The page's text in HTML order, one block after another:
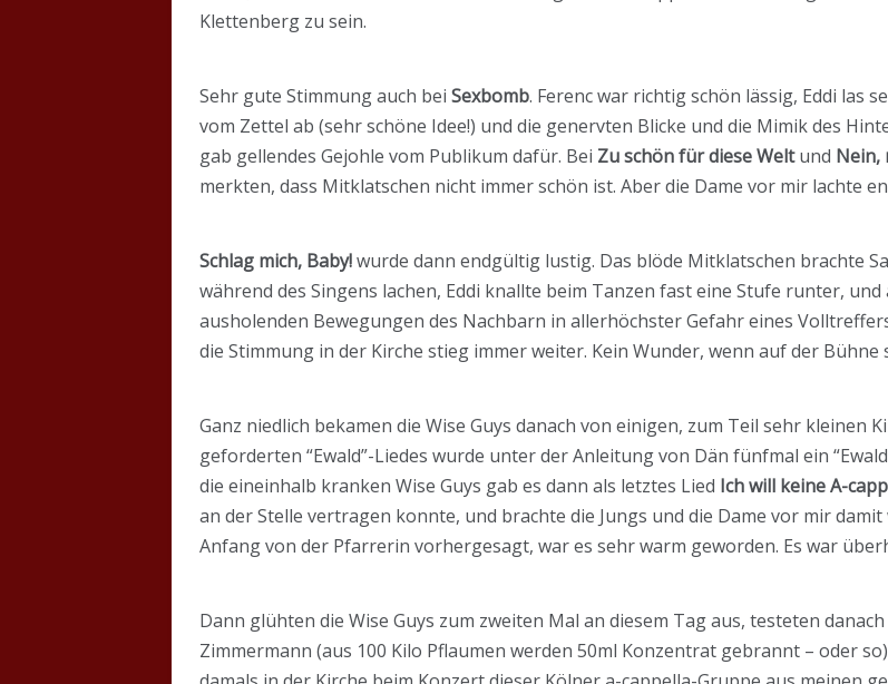
Klettenberg zu sein.
Sehr gute Stimmung auch beiSexbomb. Ferenc war richtig schön lässig, Eddi las
vom Zettel ab (sehr schöne Idee!) und die genervten Blicke und die Mimik des
gab gellendes Gejohle vom Publikum dafür. Bei Zu schön für diese Weltund Nein,
merkten, dass Mitklatschen nicht immer schön ist. Aber die Dame vor mir lachte
Schlag mich, Baby!wurde dann endgültig lustig. Das blöde Mitklatschen brachte
während des Singens lachen, Eddi knallte beim Tanzen fast eine Stufe runter,
ausholenden Bewegungen des Nachbarn in allerhöchster Gefahr eines
die Stimmung in der Kirche stieg immer weiter. Kein Wunder, wenn auf der
Ganz niedlich bekamen die Wise Guys danach von einigen, zum Teil sehr kleinen
geforderten “Ewald”-Liedes wurde unter der Anleitung von Dän fünfmal ein
die eineinhalb kranken Wise Guys gab es dann als letztes Lied Ich will keine A-
an der Stelle vertragen konnte, und brachte die Jungs und die Dame vor mir
Anfang von der Pfarrerin vorhergesagt, war es sehr warm geworden. Es war
Dann glühten die Wise Guys zum zweiten Mal an diesem Tag aus, testeten
Zimmermann (aus 100 Kilo Pflaumen werden 50ml Konzentrat gebrannt – oder